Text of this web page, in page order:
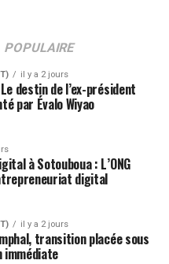
POPULAIRE
il y a 2 jours
destin de l’ex-président
par Évalo Wiyao
à Sotouboua : L’ONG
digital
il y a 2 jours
transition placée sous
immédiate